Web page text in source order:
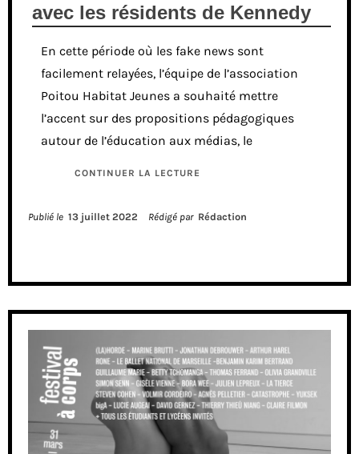
avec les résidents de Kennedy
En cette période où les fake news sont
facilement relayées, l’équipe de l’association
Poitou Habitat Jeunes a souhaité mettre
l’accent sur des propositions pédagogiques
autour de l’éducation aux médias, le
CONTINUER LA LECTURE
Publié le 13 juillet 2022 Rédigé par Rédaction